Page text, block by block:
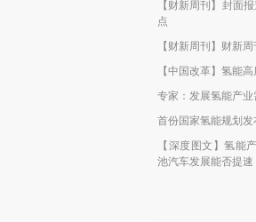
【财新周刊】封面
点
【财新周刊】财新
【中国改革】氢能
专家：发展氢能产
首份国家氢能规划发
【深度图文】氢能
池汽车发展能否提速